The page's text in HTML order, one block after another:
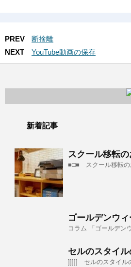
PREV
断捨離
NEXT
YouTube動画の保存
新着記事
スクール移転
■□■ スクール移転
ゴールデンウィ
コラム 「ゴールデ
セルのスタイル
]]]]] セルのスタイ